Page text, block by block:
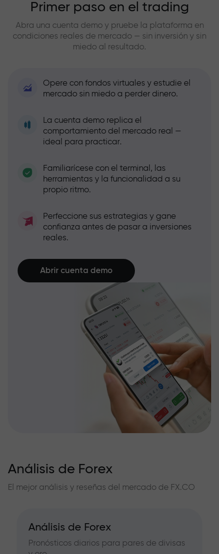
Primer paso en el trading
Abra una cuenta demo y pruebe la plataforma en
condiciones reales de mercado — sin inversión y sin
miedo al resultado.
Opere con fondos virtuales y estudie el
mercado sin miedo a perder dinero.
La cuenta demo replica el
comportamiento del mercado real —
ideal para practicar.
Familiarícese con el terminal, las
herramientas y la funcionalidad a su
propio ritmo.
Perfeccione sus estrategias y gane
confianza antes de pasar a inversiones
reales.
Abrir cuenta demo
Análisis de Forex
El mejor análisis y reseñas del mercado de FX.CO
Análisis de Forex
Pronósticos diarios para pares de divisas